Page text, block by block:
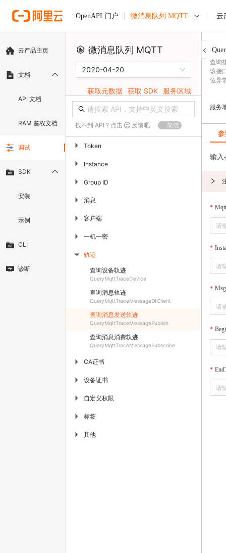
OpenAPI 门户 微消息队列 MQTT 云
云产品主页
文档
API 文档
RAM 鉴权文档
调试
SDK
安装
示例
CLI
诊断
微消息队列 MQTT
2020-04-20
获取元数据 获取 SDK 服务区域
找不到 API ? 点击 反馈吧 简洁
▶ Token
▶ Instance
▶ Group ID
▶ 消息
▶ 客户端
▶ 一机一密
▶ 轨迹
查询设备轨迹
QueryMqttTraceDevice
查询消息轨迹
QueryMqttTraceMessageOfClient
查询消息发送轨迹
QueryMqttTraceMessagePublish
查询消息消费轨迹
QueryMqttTraceMessageSubscribe
▶ CA证书
▶ 设备证书
▶ 自定义权限
▶ 标签
▶ 其他
查询
该接
位异
服务
输入